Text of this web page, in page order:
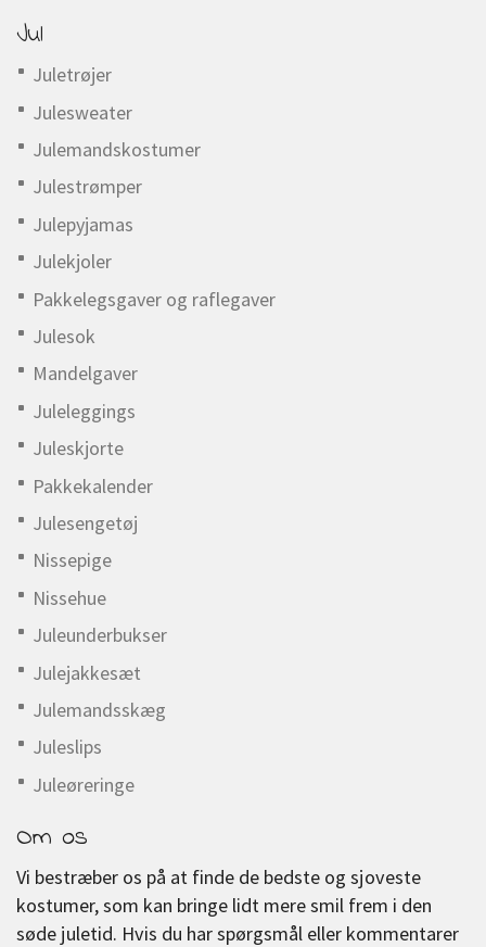
Jul
Juletrøjer
Julesweater
Julemandskostumer
Julestrømper
Julepyjamas
Julekjoler
Pakkelegsgaver og raflegaver
Julesok
Mandelgaver
Juleleggings
Juleskjorte
Pakkekalender
Julesengetøj
Nissepige
Nissehue
Juleunderbukser
Julejakkesæt
Julemandsskæg
Juleslips
Juleøreringe
Om os
Vi bestræber os på at finde de bedste og sjoveste
kostumer, som kan bringe lidt mere smil frem i den
søde juletid. Hvis du har spørgsmål eller kommentarer